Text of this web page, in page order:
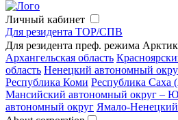
Личный кабинет
Для резидента ТОР/СПВ
Для резидента преф. режима
Архангельская область
область Ненецкий автономный
Республика Коми Республика Саха
Мансийский автономный округ –
автономный округ Ямало-